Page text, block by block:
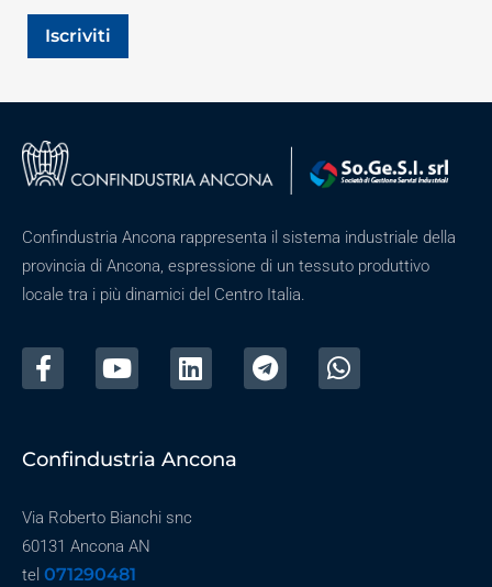
Iscriviti
Confindustria Ancona rappresenta il sistema industriale della
provincia di Ancona, espressione di un tessuto produttivo
locale tra i più dinamici del Centro Italia.
Confindustria Ancona
Via Roberto Bianchi snc
60131 Ancona AN
tel 071290481